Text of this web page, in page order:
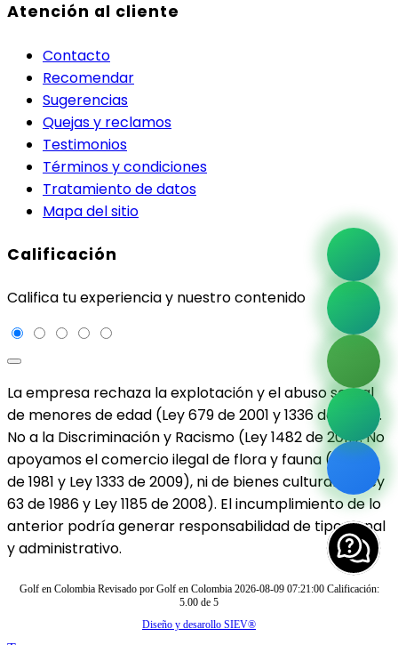
Atención al cliente
Contacto
Recomendar
Sugerencias
Quejas y reclamos
Testimonios
Términos y condiciones
Tratamiento de datos
Mapa del sitio
Calificación
Califica tu experiencia y nuestro contenido
La empresa rechaza la explotación y el abuso sexual
de menores de edad (Ley 679 de 2001 y 1336 de 2009).
No a la Discriminación y Racismo (Ley 1482 de 2011). No
apoyamos el comercio ilegal de flora y fauna (Ley 17
de 1981 y Ley 1333 de 2009), ni de bienes culturales (Ley
63 de 1986 y Ley 1185 de 2008). El incumplimiento de lo
anterior podría generar responsabilidad de tipo penal
y administrativo.
Golf en Colombia Revisado por Golf en Colombia 2026-08-09 07:21:00 Calificación:
5.00 de 5
Diseño y desarollo SIEV®